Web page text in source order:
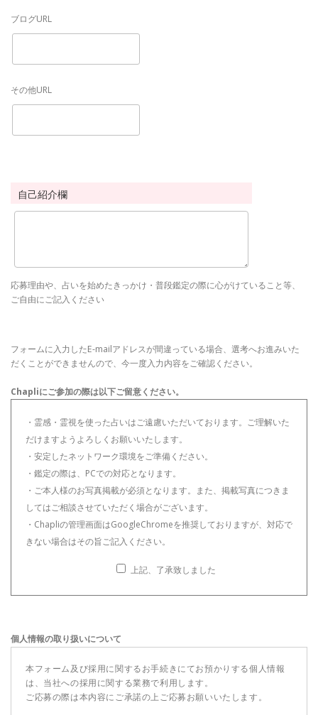
ブログURL
その他URL
自己紹介欄
応募理由や、占いを始めたきっかけ・普段鑑定の際に心がけていること等、
ご自由にご記入ください
フォームに入力したE-mailアドレスが間違っている場合、選考へお進みいた
だくことができませんので、今一度入力内容をご確認ください。
Chapliにご参加の際は以下ご留意ください。
・霊感・霊視を使った占いはご遠慮いただいております。ご理解いた
だけますようよろしくお願いいたします。
・安定したネットワーク環境をご準備ください。
・鑑定の際は、PCでの対応となります。
・ご本人様のお写真掲載が必須となります。また、掲載写真につきま
してはご相談させていただく場合がございます。
・Chapliの管理画面はGoogleChromeを推奨しておりますが、対応で
きない場合はその旨ご記入ください。
上記、了承致しました
個人情報の取り扱いについて
本フォーム及び採用に関するお手続きにてお預かりする個人情報
は、当社への採用に関する業務で利用します。
ご応募の際は本内容にご承諾の上ご応募お願いいたします。